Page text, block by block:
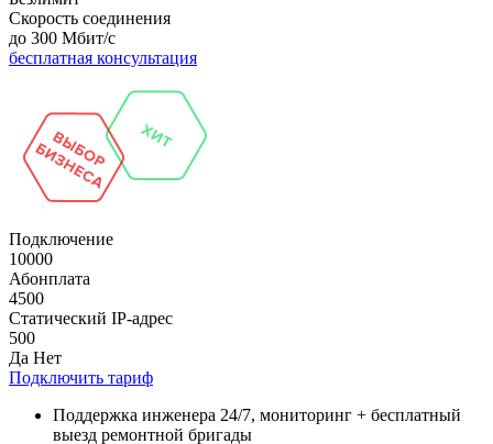
Скорость соединения
до 300 Мбит/с
бесплатная консультация
Подключение
10000
Абонплата
4500
Статический IP-адрес
500
Да Нет
Подключить тариф
Поддержка инженера 24/7, мониторинг + бесплатный
выезд ремонтной бригады